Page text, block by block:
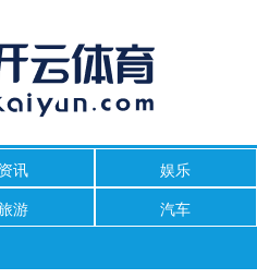
资讯
娱乐
游
汽车